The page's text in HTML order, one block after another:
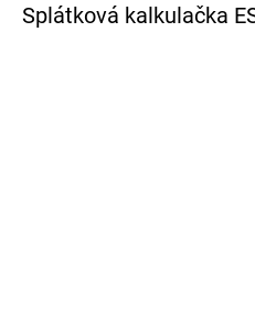
Splátková kalkulačka